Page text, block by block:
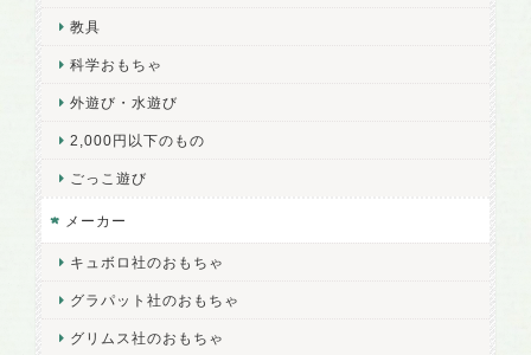
教具
科学おもちゃ
外遊び・水遊び
2,000円以下のもの
ごっこ遊び
メーカー
キュボロ社のおもちゃ
グラパット社のおもちゃ
グリムス社のおもちゃ